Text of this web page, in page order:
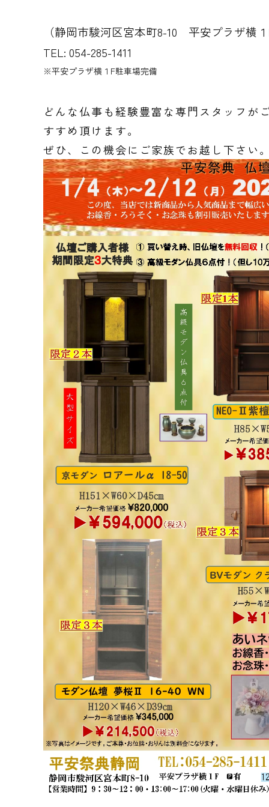
（静岡市駿河区宮本町8-10 平安プラザ横１
TEL: 054-285-1411
※平安プラザ横１F駐車場完備
どんな仏事も経験豊富な専門スタッフが
すすめ頂けます。
ぜひ、この機会にご家族でお越し下さい。